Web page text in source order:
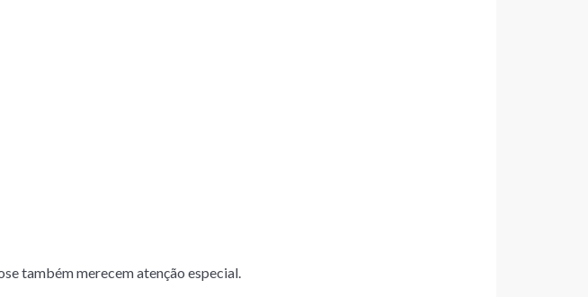
também merecem atenção especial.